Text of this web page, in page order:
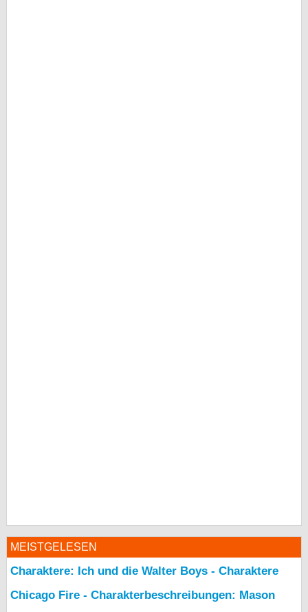
MEISTGELESEN
Charaktere: Ich und die Walter Boys - Charaktere
Chicago Fire - Charakterbeschreibungen: Mason